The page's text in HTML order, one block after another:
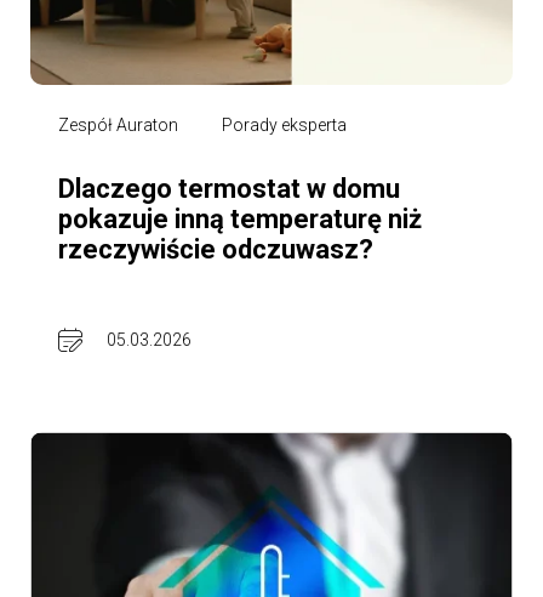
Zespół Auraton Porady eksperta
Dlaczego termostat w domu
pokazuje inną temperaturę niż
rzeczywiście odczuwasz?
05.03.2026